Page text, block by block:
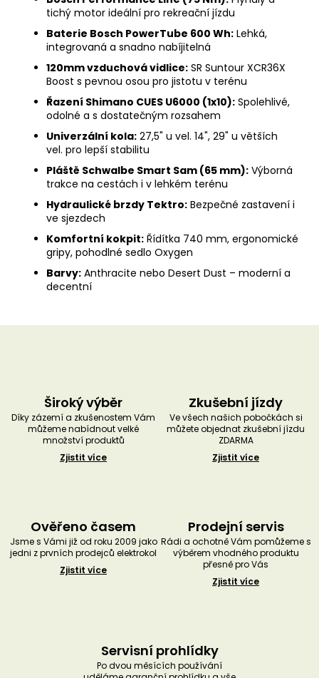
tichý motor ideální pro rekreační jízdu
Baterie Bosch PowerTube 600 Wh: Lehká,
integrovaná a snadno nabíjitelná
120mm vzduchová vidlice: SR Suntour XCR36X
Boost s pevnou osou pro jistotu v terénu
Řazení Shimano CUES U6000 (1x10): Spolehlivé,
odolné a s dostatečným rozsahem
Univerzální kola: 27,5" u vel. 14", 29" u větších
vel. pro lepší stabilitu
Pláště Schwalbe Smart Sam (65 mm): Výborná
trakce na cestách i v lehkém terénu
Hydraulické brzdy Tektro: Bezpečné zastavení i
ve sjezdech
Komfortní kokpit: Řídítka 740 mm, ergonomické
gripy, pohodlné sedlo Oxygen
Barvy: Anthracite nebo Desert Dust – moderní a
decentní
Široký výběr
Díky zázemí a zkušenostem Vám
můžeme nabídnout velké
množství produktů
Zjistit více
Zkušební jízdy
Ve všech našich pobočkách si
můžete objednat zkušební jízdu
ZDARMA
Zjistit více
Ověřeno časem
Jsme s Vámi již od roku 2009 jako
jedni z prvních prodejců elektrokol
Zjistit více
Prodejní servis
Rádi a ochotně Vám pomůžeme s
výběrem vhodného produktu
přesně pro Vás
Zjistit více
Servisní prohlídky
Po dvou měsících používání